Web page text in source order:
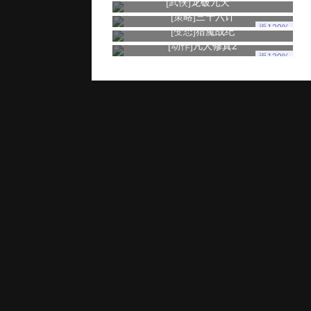
[策略]三十六计
返120%
[变态]猎魔战纪
[动作]凡人修真2
返120%